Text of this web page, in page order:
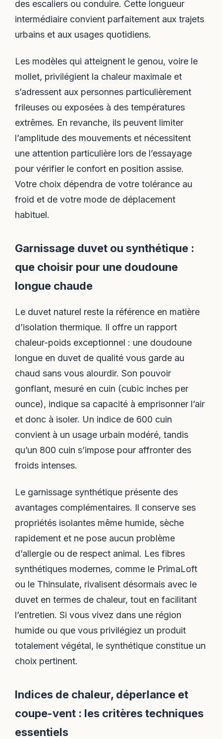
des escaliers ou conduire. Cette longueur
intermédiaire convient parfaitement aux trajets
urbains et aux usages quotidiens.
Les modèles qui atteignent le genou, voire le
mollet, privilégient la chaleur maximale et
s’adressent aux personnes particulièrement
frileuses ou exposées à des températures
extrêmes. En revanche, ils peuvent limiter
l’amplitude des mouvements et nécessitent
une attention particulière lors de l’essayage
pour vérifier le confort en position assise.
Votre choix dépendra de votre tolérance au
froid et de votre mode de déplacement
habituel.
Garnissage duvet ou synthétique :
que choisir pour une doudoune
longue chaude
Le duvet naturel reste la référence en matière
d’isolation thermique. Il offre un rapport
chaleur-poids exceptionnel : une doudoune
longue en duvet de qualité vous garde au
chaud sans vous alourdir. Son pouvoir
gonflant, mesuré en cuin (cubic inches per
ounce), indique sa capacité à emprisonner l’air
et donc à isoler. Un indice de 600 cuin
convient à un usage urbain modéré, tandis
qu’un 800 cuin s’impose pour affronter des
froids intenses.
Le garnissage synthétique présente des
avantages complémentaires. Il conserve ses
propriétés isolantes même humide, sèche
rapidement et ne pose aucun problème
d’allergie ou de respect animal. Les fibres
synthétiques modernes, comme le PrimaLoft
ou le Thinsulate, rivalisent désormais avec le
duvet en termes de chaleur, tout en facilitant
l’entretien. Si vous vivez dans une région
humide ou que vous privilégiez un produit
totalement végétal, le synthétique constitue un
choix pertinent.
Indices de chaleur, déperlance et
coupe-vent : les critères techniques
essentiels